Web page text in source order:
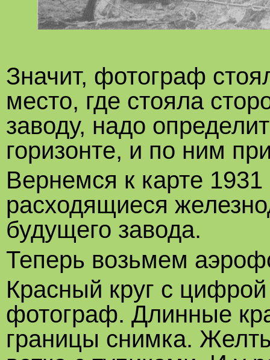
Значит, фотограф
место, где стояла
заводу, надо
горизонте, и по ним
Вернемся к карте
расходящиеся
будущего завода.
Теперь возьмем
Красный круг с
фотограф. Длинные
границы снимка.